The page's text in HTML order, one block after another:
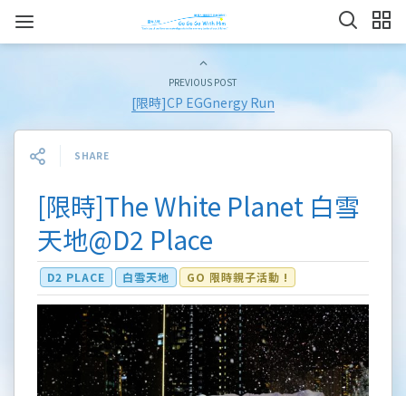
PREVIOUS POST
[限時]CP EGGnergy Run
SHARE
[限時]The White Planet 白雪
天地@D2 Place
D2 PLACE 白雪天地 GO 限時親子活動 !